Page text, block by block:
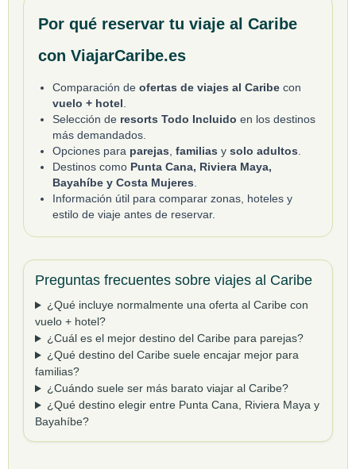
Por qué reservar tu viaje al Caribe
con ViajarCaribe.es
Comparación de ofertas de viajes al Caribe con
vuelo + hotel.
Selección de resorts Todo Incluido en los destinos
más demandados.
Opciones para parejas, familias y solo adultos.
Destinos como Punta Cana, Riviera Maya,
Bayahíbe y Costa Mujeres.
Información útil para comparar zonas, hoteles y
estilo de viaje antes de reservar.
Preguntas frecuentes sobre viajes al Caribe
¿Qué incluye normalmente una oferta al Caribe con
vuelo + hotel?
¿Cuál es el mejor destino del Caribe para parejas?
¿Qué destino del Caribe suele encajar mejor para
familias?
¿Cuándo suele ser más barato viajar al Caribe?
¿Qué destino elegir entre Punta Cana, Riviera Maya y
Bayahíbe?